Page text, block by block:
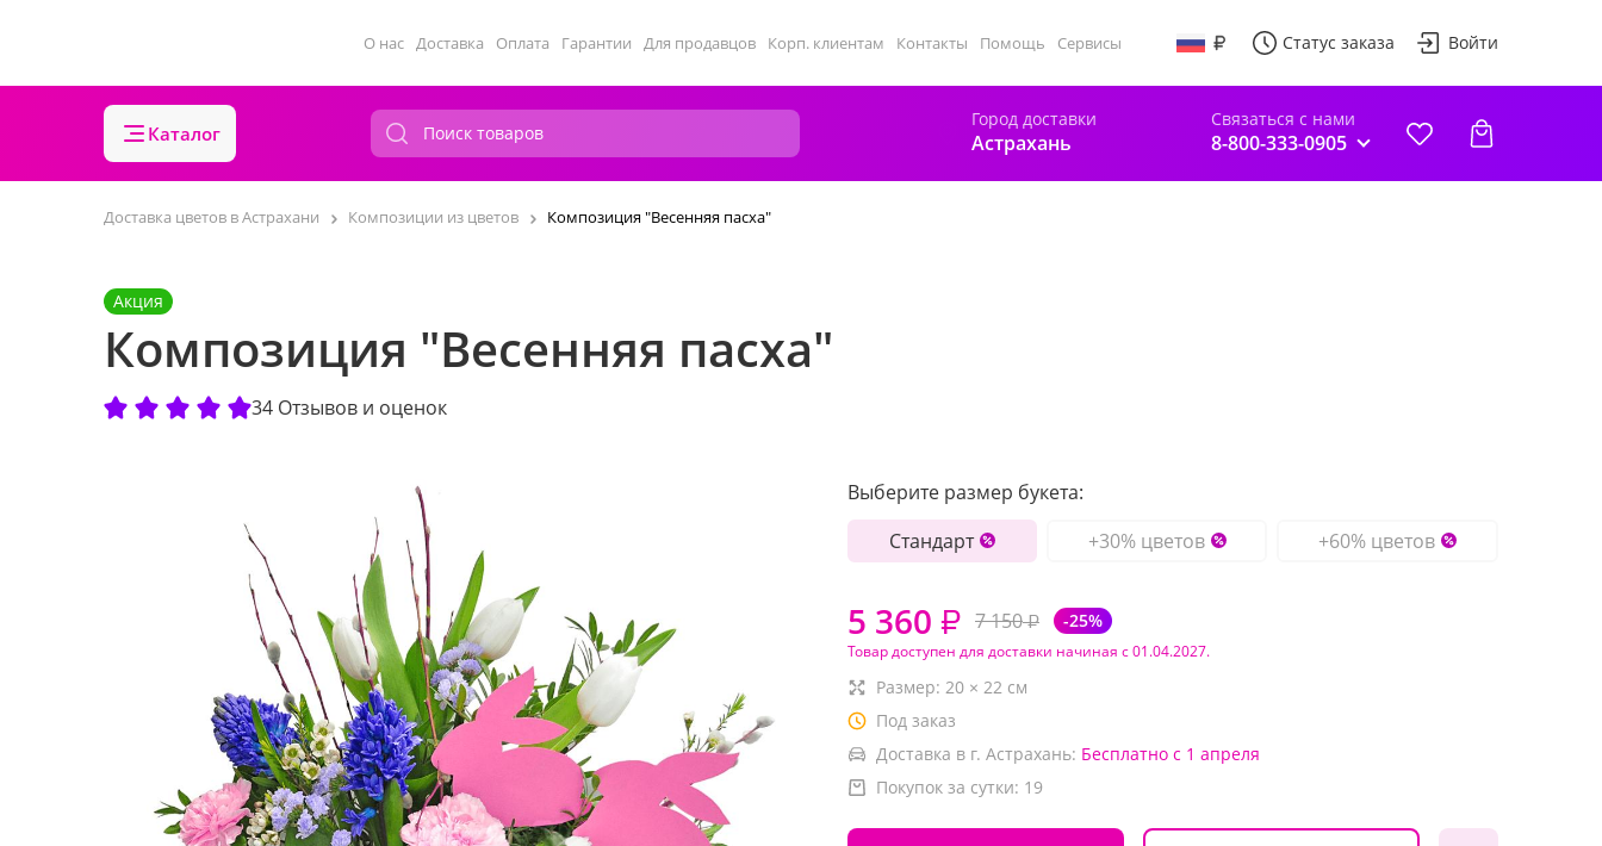
О нас Доставка Оплата Гарантии Для продавцов Корп. клиентам Контакты Помощь Сервисы Статус заказа Войти
Каталог
Город доставки
Астрахань
Связаться с нами
8-800-333-0905
Доставка цветов в Астрахани Композиции из цветов Композиция "Весенняя пасха"
Акция
Композиция "Весенняя пасха"
34 Отзывов и оценок
Выберите размер букета:
Стандарт
+30% цветов +60% цветов
5 360 ₽ 7 150₽ -25%
Товар доступен для доставки начиная с 01.04.2027.
Размер: 20 × 22 см
Под заказ
Доставка в г. Астрахань: Бесплатно с 1 апреля
Покупок за сутки: 19